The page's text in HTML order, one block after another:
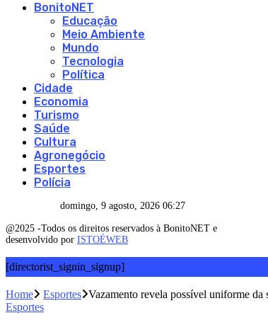
BonitoNET
Educação
Meio Ambiente
Mundo
Tecnologia
Política
Cidade
Economia
Turismo
Saúde
Cultura
Agronegócio
Esportes
Polícia
domingo, 9 agosto, 2026 06:27
@2025 -Todos os direitos reservados à BonitoNET e
desenvolvido por ISTOÉWEB
[directorist_signin_signup]
Home Esportes Vazamento revela possível uniforme
Esportes